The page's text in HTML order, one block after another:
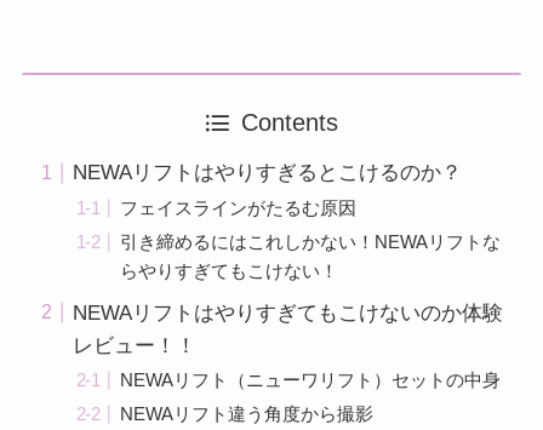
Contents
NEWAリフトはやりすぎるとこけるのか？
フェイスラインがたるむ原因
引き締めるにはこれしかない！NEWAリフトな
らやりすぎてもこけない！
NEWAリフトはやりすぎてもこけないのか体験
レビュー！！
NEWAリフト（ニューワリフト）セットの中身
NEWAリフト違う角度から撮影